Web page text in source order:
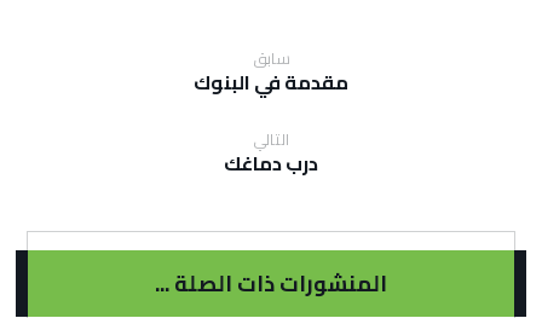
سابق
مقدمة في البنوك
التالي
درب دماغك
المنشورات ذات الصلة ...